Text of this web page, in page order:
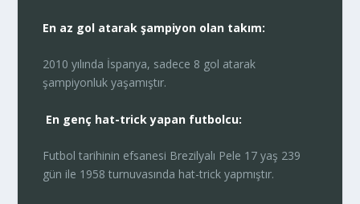
En az gol atarak şampiyon olan takım:
2010 yılında İspanya, sadece 8 gol atarak
şampiyonluk yaşamıştır.
En genç hat-trick yapan futbolcu:
Futbol tarihinin efsanesi Brezilyalı Pele 17 yaş 239
gün ile 1958 turnuvasında hat-trick yapmıştır.